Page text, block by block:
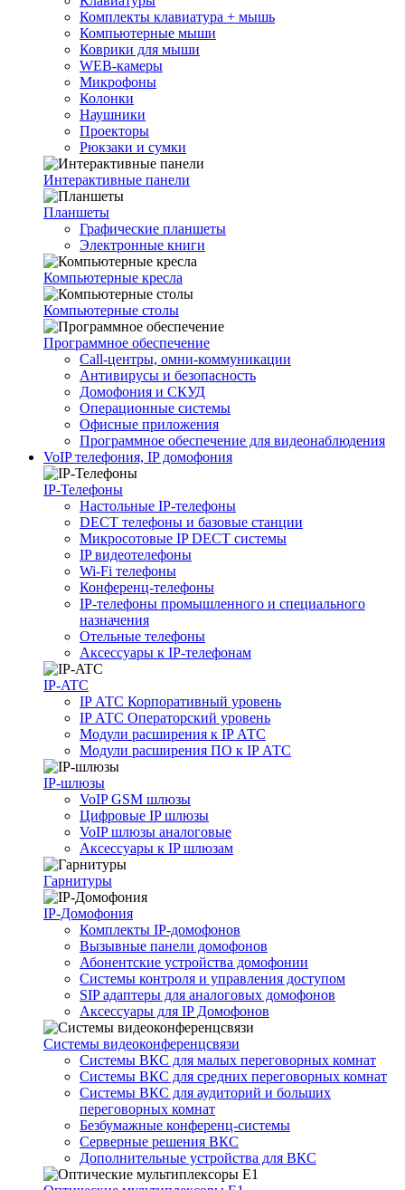
Комплекты клавиатура + мышь
Компьютерные мыши
Коврики для мыши
WEB-камеры
Микрофоны
Колонки
Наушники
Проекторы
Рюкзаки и сумки
Интерактивные панели
Планшеты
Графические планшеты
Электронные книги
Компьютерные кресла
Компьютерные столы
Программное обеспечение
Call-центры, омни-коммуникации
Антивирусы и безопасность
Домофония и СКУД
Операционные системы
Офисные приложения
Программное обеспечение для видеонаблюдения
VoIP телефония, IP домофония
IP-Телефоны
Настольные IP-телефоны
DECT телефоны и базовые станции
Микросотовые IP DECT системы
IP видеотелефоны
Wi-Fi телефоны
Конференц-телефоны
IP-телефоны промышленного и специального
назначения
Отельные телефоны
Аксессуары к IP-телефонам
IP-ATC
IP АТС Корпоративный уровень
IP АТС Операторский уровень
Модули расширения к IP АТС
Модули расширения ПО к IP АТС
IP-шлюзы
VoIP GSM шлюзы
Цифровые IP шлюзы
VoIP шлюзы аналоговые
Аксессуары к IP шлюзам
Гарнитуры
IP-Домофония
Комплекты IP-домофонов
Вызывные панели домофонов
Абонентские устройства домофонии
Системы контроля и управления доступом
SIP адаптеры для аналоговых домофонов
Аксессуары для IP Домофонов
Системы видеоконференцсвязи
Системы ВКС для малых переговорных комнат
Системы ВКС для средних переговорных комнат
Системы ВКС для аудиторий и больших
переговорных комнат
Безбумажные конференц-системы
Серверные решения ВКС
Дополнительные устройства для ВКС